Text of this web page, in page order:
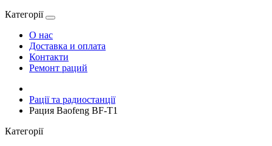
Категорії
О нас
Доставка и оплата
Контакти
Ремонт раций
Рації та радиостанції
Рация Baofeng BF-T1
Категорії